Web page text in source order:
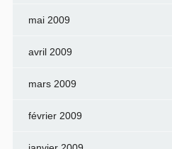
mai 2009
avril 2009
mars 2009
février 2009